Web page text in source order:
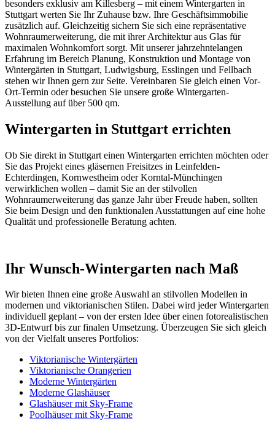
besonders exklusiv am Killesberg – mit einem Wintergarten in
Stuttgart werten Sie Ihr Zuhause bzw. Ihre Geschäftsimmobilie
zusätzlich auf. Gleichzeitig sichern Sie sich eine repräsentative
Wohnraumerweiterung, die mit ihrer Architektur aus Glas für
maximalen Wohnkomfort sorgt. Mit unserer jahrzehntelangen
Erfahrung im Bereich Planung, Konstruktion und Montage von
Wintergärten in Stuttgart, Ludwigsburg, Esslingen und Fellbach
stehen wir Ihnen gern zur Seite. Vereinbaren Sie gleich einen Vor-
Ort-Termin oder besuchen Sie unsere große Wintergarten-
Ausstellung auf über 500 qm.
Wintergarten in Stuttgart errichten
Ob Sie direkt in Stuttgart einen Wintergarten errichten möchten oder
Sie das Projekt eines gläsernen Freisitzes in Leinfelden-
Echterdingen, Kornwestheim oder Korntal-Münchingen
verwirklichen wollen – damit Sie an der stilvollen
Wohnraumerweiterung das ganze Jahr über Freude haben, sollten
Sie beim Design und den funktionalen Ausstattungen auf eine hohe
Qualität und professionelle Beratung achten.
Ihr Wunsch-Wintergarten nach Maß
Wir bieten Ihnen eine große Auswahl an stilvollen Modellen in
modernen und viktorianischen Stilen. Dabei wird jeder Wintergarten
individuell geplant – von der ersten Idee über einen fotorealistischen
3D-Entwurf bis zur finalen Umsetzung. Überzeugen Sie sich gleich
von der Vielfalt unseres Portfolios:
Viktorianische Wintergärten
Viktorianische Orangerien
Moderne Wintergärten
Moderne Glashäuser
Glashäuser mit Sky-Frame
Poolhäuser mit Sky-Frame